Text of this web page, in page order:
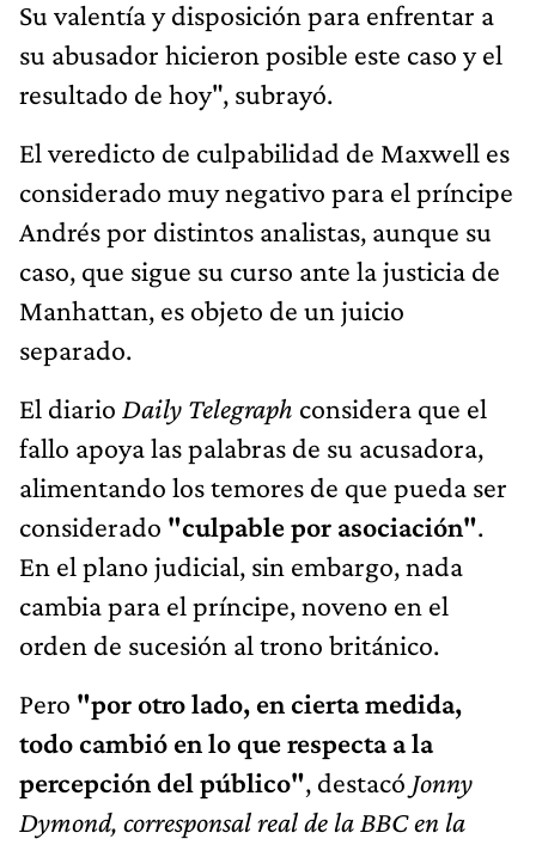
Su valentía y disposición para enfrentar a
su abusador hicieron posible este caso y el
resultado de hoy", subrayó.
El veredicto de culpabilidad de Maxwell es
considerado muy negativo para el príncipe
Andrés por distintos analistas, aunque su
caso, que sigue su curso ante la justicia de
Manhattan, es objeto de un juicio
separado.
El diario Daily Telegraph considera que el
fallo apoya las palabras de su acusadora,
alimentando los temores de que pueda ser
considerado "culpable por asociación".
En el plano judicial, sin embargo, nada
cambia para el príncipe, noveno en el
orden de sucesión al trono británico.
Pero "por otro lado, en cierta medida,
todo cambió en lo que respecta a la
percepción del público", destacó Jonny
Dymond, corresponsal real de la BBC en la